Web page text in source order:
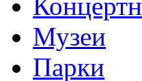
Музеи
Парки